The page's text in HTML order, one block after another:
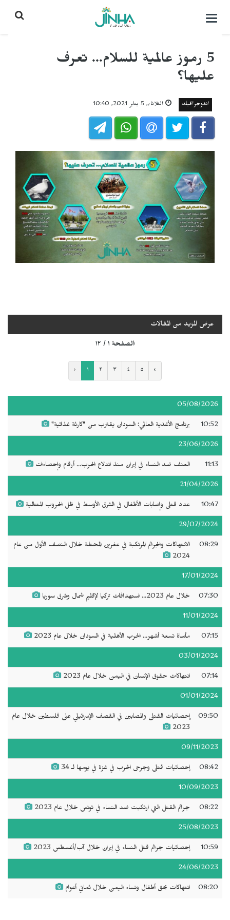
التحكم
5 رموز عالمية للسلام... تعرف
عليها؟
انفوجرافيك الثلاثاء, 5 يناير 2021, 10:40
عرض المزيد من المقالات
الصفحة ١ / ١٢
‹ ١ ٢ ٣ ٤ ٥ ›
05/08/2026
10:52 برنامج الأغذية العالمي: السودان يقترب من "كارثة غذائية"
23/06/2026
11:13 العنف ضد النساء في إيران منذ اندلاع الحرب... أرقام وإحصاءات
21/04/2026
10:47 عدد قتلى وإصابات الأطفال في الشرق الأوسط في ظل الحروب المتتالية
29/07/2024
08:29
الانتهاكات والجرائم المرتكبة في عفرين المحتلة خلال النصف الأول من عام
2024
17/01/2024
07:30 خلال عام 2023... استهدافات تركيا لإقليم شمال وشرق سوريا
11/01/2024
07:15 مأساة تسعة أشهر... الحرب الأهلية في السودان خلال عام 2023
03/01/2024
07:14 انتهاكات حقوق الإنسان في اليمن خلال عام 2023
01/01/2024
09:50
إحصائيات القتلى والمصابين في القصف الإسرائيلي على فلسطين خلال عام
2023
09/11/2023
08:42 إحصائيات قتلى وجرحى الحرب في غزة في يومها لـ 34
10/09/2023
08:22 جرائم القتل التي ارتكبت ضد النساء في تونس خلال عام 2023
25/08/2023
10:59 إحصائيات جرائم قتل النساء في إيران خلال آب/أغسطس 2023
24/06/2023
08:20 انتهاكات بحق أطفال ونساء اليمن خلال ثماني أعوام